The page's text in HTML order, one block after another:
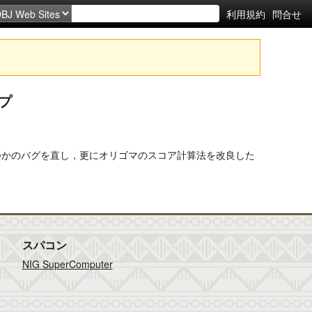
利用規約 問合せ
プ
のバグを直し，更にオリゴマのスコア計算法を改良した
スパコン
NIG SuperComputer